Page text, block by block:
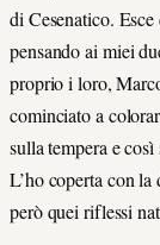
di Cesenatico. Esce
pensando ai miei
proprio i loro,
cominciato a
sulla tempera e
L’ho coperta con
però quei riflessi